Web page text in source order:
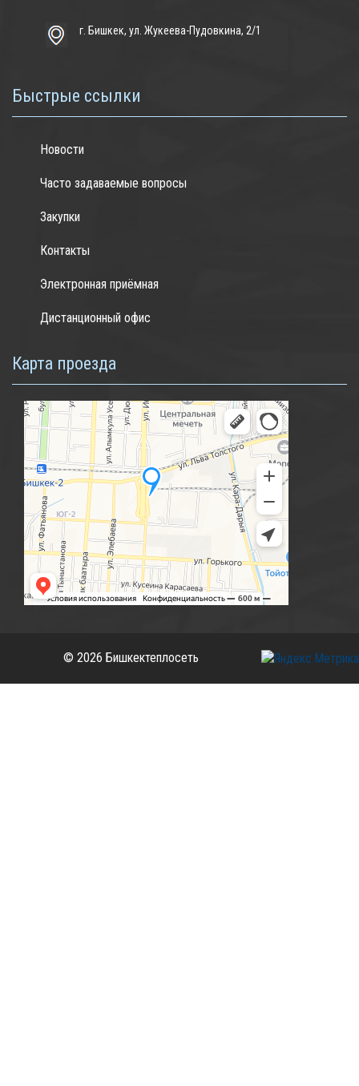
г. Бишкек, ул. Жукеева-Пудовкина, 2/1
Быстрые ссылки
Новости
Часто задаваемые вопросы
Закупки
Контакты
Электронная приёмная
Дистанционный офис
Карта проезда
© 2026 Бишкектеплосеть